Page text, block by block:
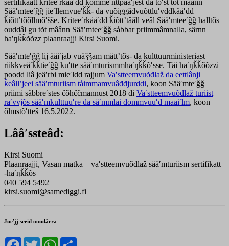
sertifikaatt kriteeʹrkååʹdd kommeʹnttpââʹjest da töʹst tõt mâânn
Sääʹmteeʹǧǧ jieʹllemvueʹǩǩ- da vuõiggâdvuõttluʹvddkååʹdd
ǩiõttʼtõõllmõʹšše. Kriteeʹrkååʹdd ǩiõttʼtââll veâl Sääʹmteeʹǧǧ halltõs
ouddâl ǥu tõt mâânn Sääʹmteeʹǧǧ såbbar priimmâmnalla, särnn
haʹŋǩǩõõzz plaanraajji Kirsi Suomi.
Sääʹmteʹǧǧ lij ääiʹjab vuäǯǯam mättʼtõs- da kulttuurministeriast
riikkveäʹǩǩtieʹǧǧ kuʹtte sääʹmturismmhaʹŋǩǩõʹsse. Täi haʹŋǩǩõõzzi
poodd liâ jeäʹrbi mieʹldd rajjum Vaʹstteemvuõđlaž da eettlânji
ǩeâllʼjeei sääʹmturiism tåimmamvuâđđjurddi, koon Sääʹmteʹǧǧ
priimi såbbreʹstes čõhččmannust 2018 di Vaʹstteemvuõđlaž turiist
raʹvvjõs sääʹmkulttuuʹre da säʹmmlai dommvuuʹd maaiʹlm, koon
õlmstõʹtteš 16.5.2022.
Lââʹssteâđ:
Kirsi Suomi
Plaanraajji, Vasan matka – vaʹstteemvuõđlaž sääʹmturiism sertifikatt
-haʹŋǩǩõs
040 594 5492
kirsi.suomi@samediggi.fi
Jueʹjj seeid ooudårra
Facebook
TwitterWhatsApp